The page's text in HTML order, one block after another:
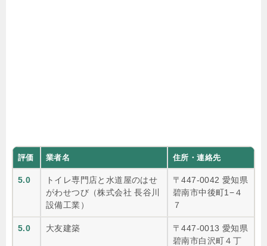
評価 業者名 住所・連絡先
5.0
トイレ専門店と水道屋のはせ
がわせつび（株式会社 長谷川
設備工業）
〒447-0042 愛知県
碧南市中後町1−４
７
5.0 大友建築
〒447-0013 愛知県
碧南市白沢町４丁